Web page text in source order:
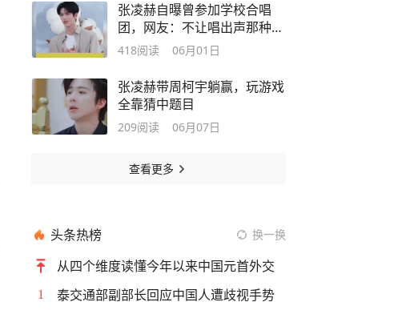
张凌赫自曝曾参加学校合唱
团，网友：不让唱出声那种
吗？
418阅读 06月01日
张凌赫带周柯宇躺赢，玩游戏
全靠猜中题目
209阅读 06月07日
查看更多
头条热榜 换一换
从四个维度读懂今年以来中国元首外交
1 泰交通部副部长回应中国人遭歧视手势